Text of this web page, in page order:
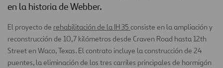
en la historia de Webber.
El proyecto de rehabilitación de la IH 35 consiste en la ampliación y
reconstrucción de 10,7 kilómetros desde Craven Road hasta 12th
Street en Waco, Texas. El contrato incluye la construcción de 24
puentes, la eliminación de los tres carriles principales de hormigón